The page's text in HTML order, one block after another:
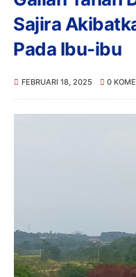
Sajira
Pada Ibu-ibu
FEBRUARI 18, 2025 0